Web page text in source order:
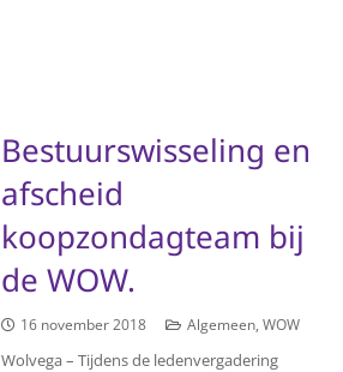
Bestuurswisseling en
afscheid
koopzondagteam bij
de WOW.
16 november 2018 Algemeen, WOW
Wolvega – Tijdens de ledenvergadering